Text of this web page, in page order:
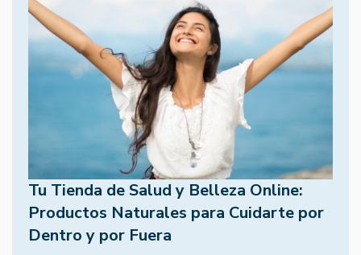
Tu Tienda de Salud y Belleza Online:
Productos Naturales para Cuidarte por
Dentro y por Fuera